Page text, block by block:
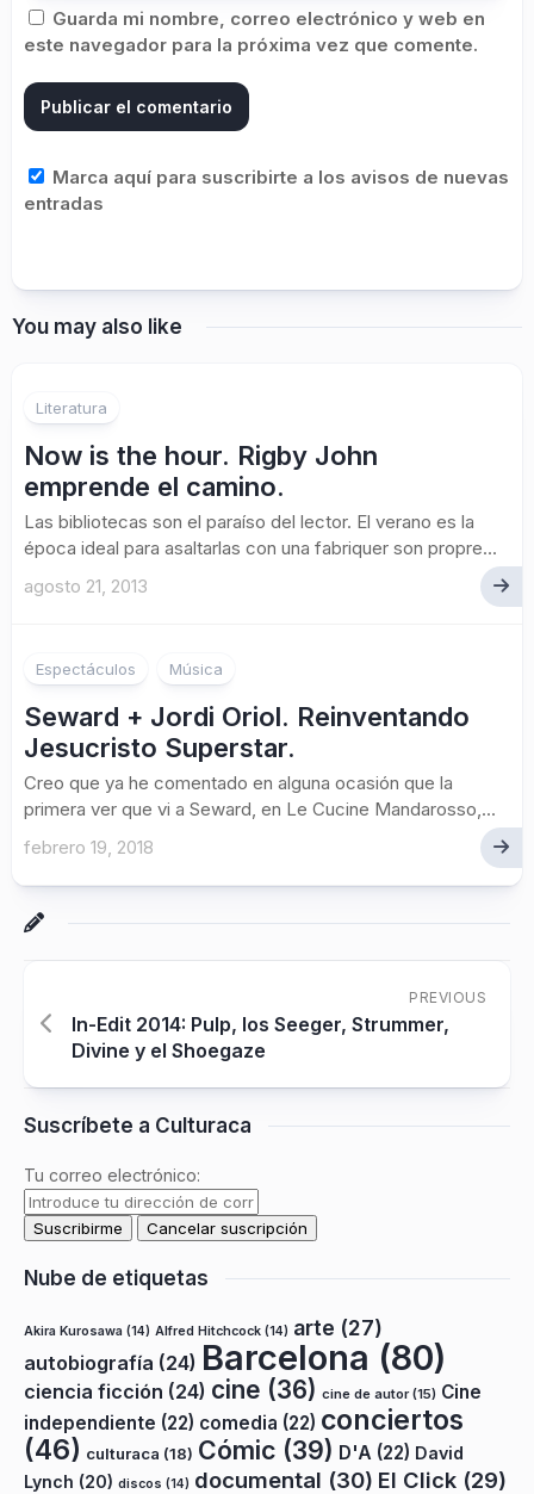
Guarda mi nombre, correo electrónico y web en
este navegador para la próxima vez que comente.
Marca aquí para suscribirte a los avisos de nuevas
entradas
You may also like
Literatura
Now is the hour. Rigby John
emprende el camino.
Las bibliotecas son el paraíso del lector. El verano es la
época ideal para asaltarlas con una fabriquer son propre...
agosto 21, 2013
Espectáculos Música
Seward + Jordi Oriol. Reinventando
Jesucristo Superstar.
Creo que ya he comentado en alguna ocasión que la
primera ver que vi a Seward, en Le Cucine Mandarosso,...
febrero 19, 2018
PREVIOUS
In-Edit 2014: Pulp, los Seeger, Strummer,
Divine y el Shoegaze
Suscríbete a Culturaca
Tu correo electrónico:
Nube de etiquetas
Akira Kurosawa (14) Alfred Hitchcock (14) arte (27)
autobiografía (24) Barcelona (80)
ciencia ficción (24) cine (36) cine de autor(15) Cine
independiente (22) comedia (22) conciertos
(46) culturaca (18) Cómic (39) D'A (22) David
Lynch (20) discos (14) documental (30) El Click (29)